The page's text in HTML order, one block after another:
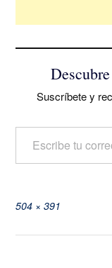
Suscríbete y
Escribe tu correo electrónico…
Tamaño
504 × 391